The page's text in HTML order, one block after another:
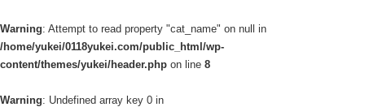
Warning: Attempt to read property "cat_name" on null in
/home/yukei/0118yukei.com/public_html/wp-
content/themes/yukei/header.php on line 8
Warning: Undefined array key 0 in